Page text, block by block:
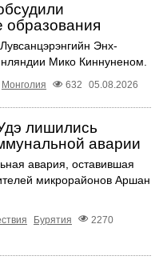
образования
Энх-
Мико Киннуненом.
Монголия 632 05.08.2026
лишились
аварии
авария, оставившая
микрорайонов Аршан
Бурятия
2270